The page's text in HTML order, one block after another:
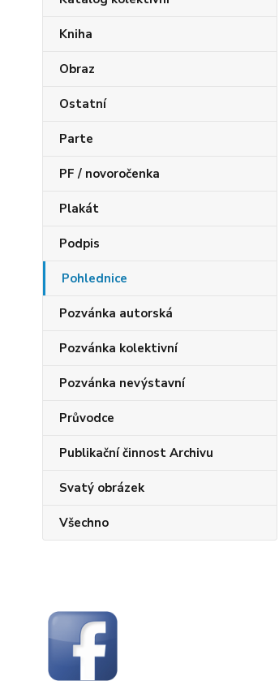
Kniha
Obraz
Ostatní
Parte
PF / novoročenka
Plakát
Podpis
Pohlednice
Pozvánka autorská
Pozvánka kolektivní
Pozvánka nevýstavní
Průvodce
Publikační činnost Archivu
Svatý obrázek
Všechno